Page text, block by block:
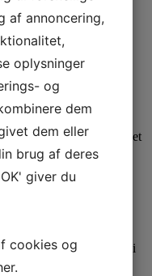
Når du bestiller
blot den ønskede tekst til
specifikationer.
her og få en skræddersyet
her
Hvis du vil vide hvem vi
af annoncering,
oplysninger
og
dem
dem eller
brug af deres
giver du
cookies og
.